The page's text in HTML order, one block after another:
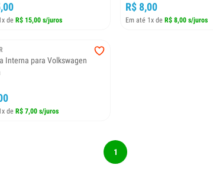
de R$ 15,00 s/juros
R$ 8,00
Em até 1x de R$ 8,00 s/juros
Interna para Volkswagen
de R$ 7,00 s/juros
1